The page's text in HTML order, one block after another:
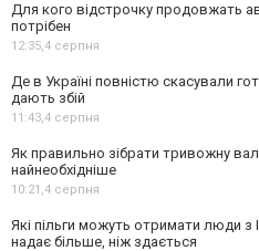
Для кого відстрочку продовжать
потрібен
12:35,4 серпня
Де в Україні повністю скасували
дають збій
11:43,4 серпня
Як правильно зібрати тривожну
найнеобхідніше
10:21,4 серпня
Які пільги можуть отримати люди з
надає більше, ніж здається